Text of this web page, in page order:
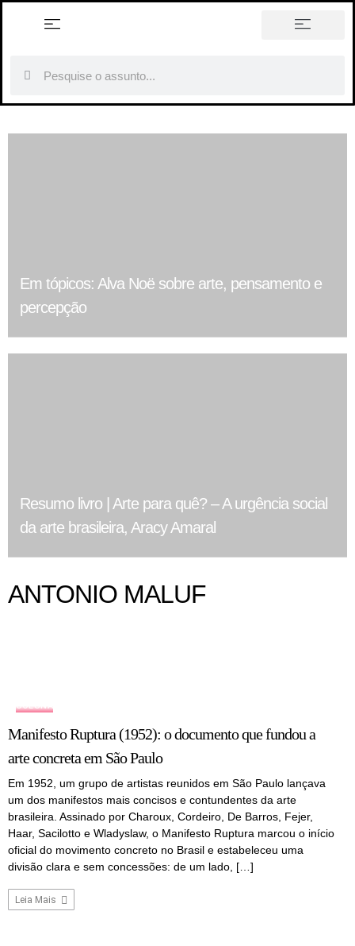
Em tópicos: Alva Noë sobre arte, pensamento e
percepção
Resumo livro | Arte para quê? – A urgência social
da arte brasileira, Aracy Amaral
ANTONIO MALUF
COLUNA
Manifesto Ruptura (1952): o documento que fundou a
arte concreta em São Paulo
Em 1952, um grupo de artistas reunidos em São Paulo lançava
um dos manifestos mais concisos e contundentes da arte
brasileira. Assinado por Charoux, Cordeiro, De Barros, Fejer,
Haar, Sacilotto e Wladyslaw, o Manifesto Ruptura marcou o início
oficial do movimento concreto no Brasil e estabeleceu uma
divisão clara e sem concessões: de um lado, […]
Leia Mais